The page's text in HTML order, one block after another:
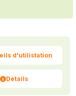
d'utilistation
Détails